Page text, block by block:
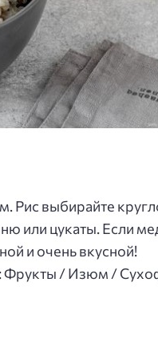
Рис выбирайте
или цукаты. Если
и очень вкусной!
Фрукты / Изюм /